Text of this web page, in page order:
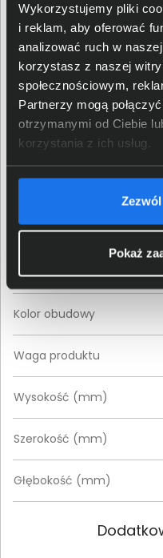
Wykorzystujemy pliki
i reklam, aby oferować
analizować ruch w
korzystasz z naszej
społecznościowym,
Partnerzy mogą
otrzymanymi od Ciebie
korzystania z ich usług.
Pokaż
Zakres napięcia
wejściowego w trybie
podstawowym
Zmienny zakres napięcia
wejściowego
Porty komunikacji
Typ obudowy
Kolor obudowy
Waga produktu
Wysokość (mm)
Szerokość (mm)
Głębokość (mm)